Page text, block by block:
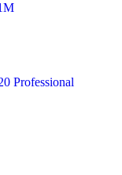
Professional